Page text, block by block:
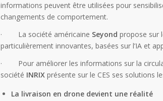
informations peuvent être utilisées pour
changements de comportement.
· La société américaine Seyond propose sur
particulièrement innovantes, basées sur l’IA et
· Pour améliorer les informations sur la
société INRIX présente sur le CES ses solutions
La livraison en drone devient une réalité